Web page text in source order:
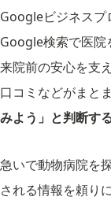
Googleビジネスプ
Google検索で医院
来院前の安心を支
口コミなどがまと
みよう」と判断す
急いで動物病院を
される情報を頼り